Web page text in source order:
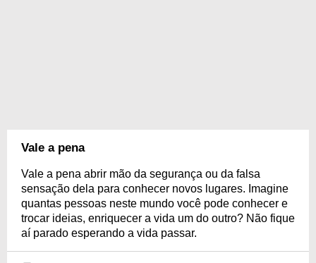
Vale a pena
Vale a pena abrir mão da segurança ou da falsa
sensação dela para conhecer novos lugares. Imagine
quantas pessoas neste mundo você pode conhecer e
trocar ideias, enriquecer a vida um do outro? Não fique
aí parado esperando a vida passar.